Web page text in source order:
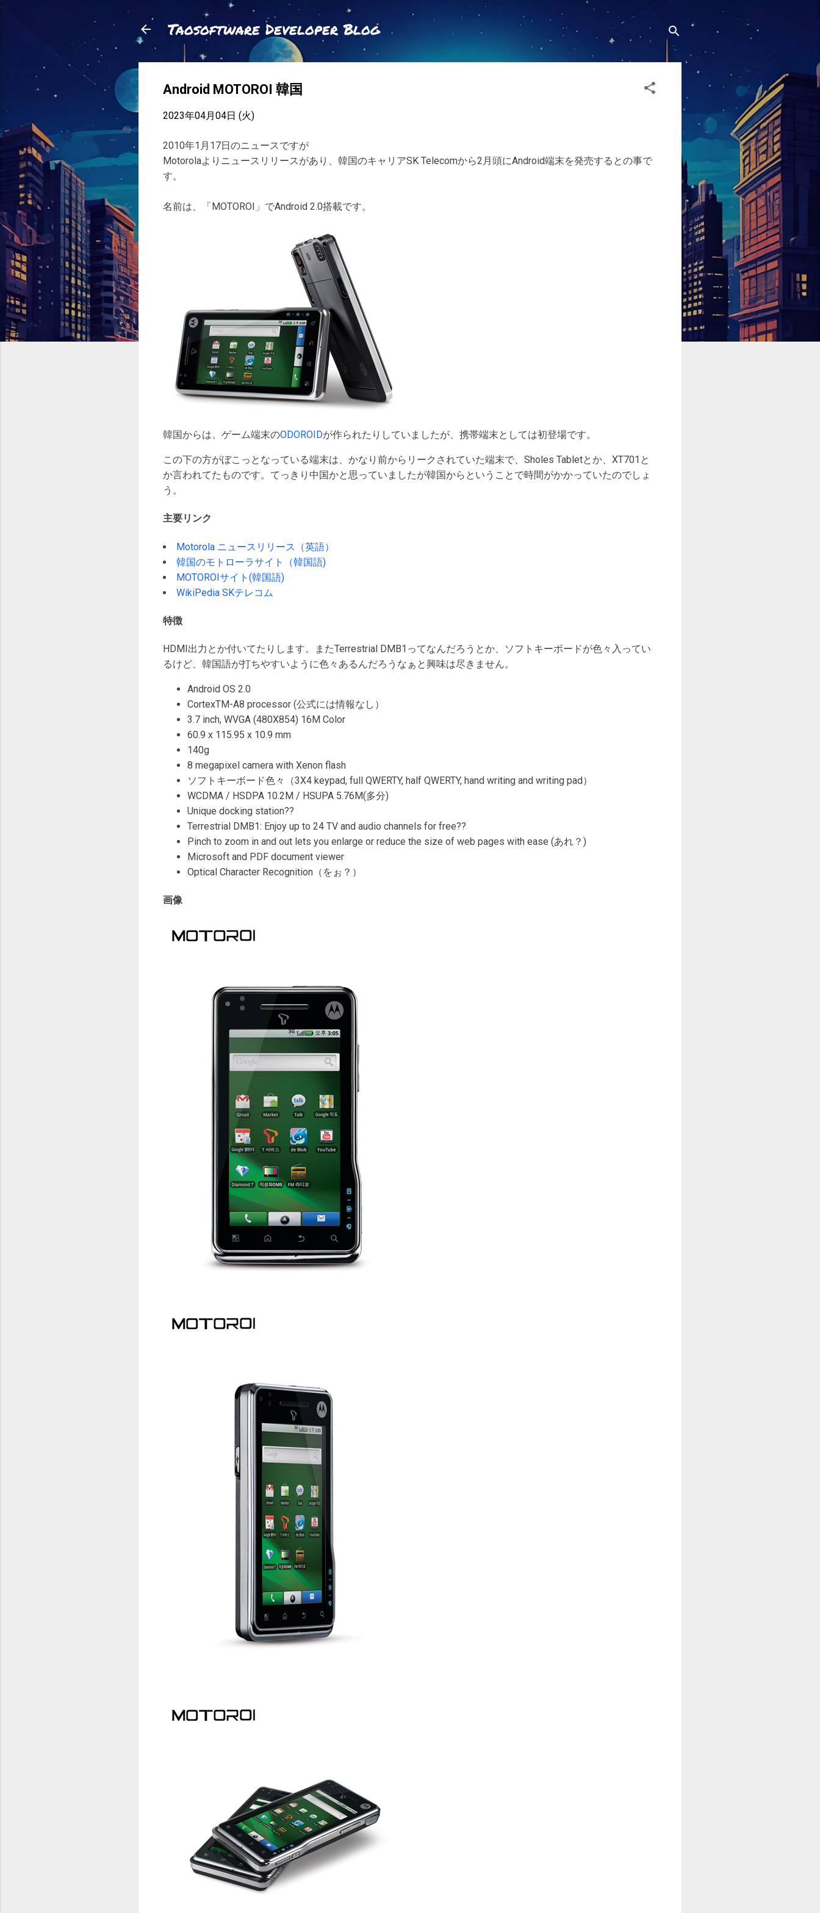
スキップしてメイン コンテンツに移動
Taosoftware Developer Blog
Android MOTOROI 韓国
2023年04月04日 (火)
2010年1月17日のニュースですが
Motorolaよりニュースリリースがあり、韓国のキャリアSK Telecomから2月頭にAndroid端末を発売するとの事で
す。
名前は、「MOTOROI」でAndroid 2.0搭載です。
韓国からは、ゲーム端末のODOROIDが作られたりしていましたが、携帯端末としては初登場です。
この下の方がぼこっとなっている端末は、かなり前からリークされていた端末で、Sholes Tabletとか、XT701と
か言われてたものです。てっきり中国かと思っていましたが韓国からということで時間がかかっていたのでしょ
う。
主要リンク
Motorola ニュースリリース（英語）
韓国のモトローラサイト（韓国語)
MOTOROIサイト(韓国語)
WikiPedia SKテレコム
特徴
HDMI出力とか付いてたりします。またTerrestrial DMB1ってなんだろうとか、ソフトキーボードが色々入ってい
るけど、韓国語が打ちやすいように色々あるんだろうなぁと興味は尽きません。
Android OS 2.0
CortexTM-A8 processor (公式には情報なし）
3.7 inch, WVGA (480X854) 16M Color
60.9 x 115.95 x 10.9 mm
140g
8 megapixel camera with Xenon flash
ソフトキーボード色々（3X4 keypad, full QWERTY, half QWERTY, hand writing and writing pad）
WCDMA / HSDPA 10.2M / HSUPA 5.76M(多分)
Unique docking station??
Terrestrial DMB1: Enjoy up to 24 TV and audio channels for free??
Pinch to zoom in and out lets you enlarge or reduce the size of web pages with ease (あれ？)
Microsoft and PDF document viewer
Optical Character Recognition（をぉ？）
画像